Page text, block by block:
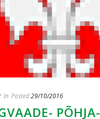
In Posted29/10/2016
PÕHJA-